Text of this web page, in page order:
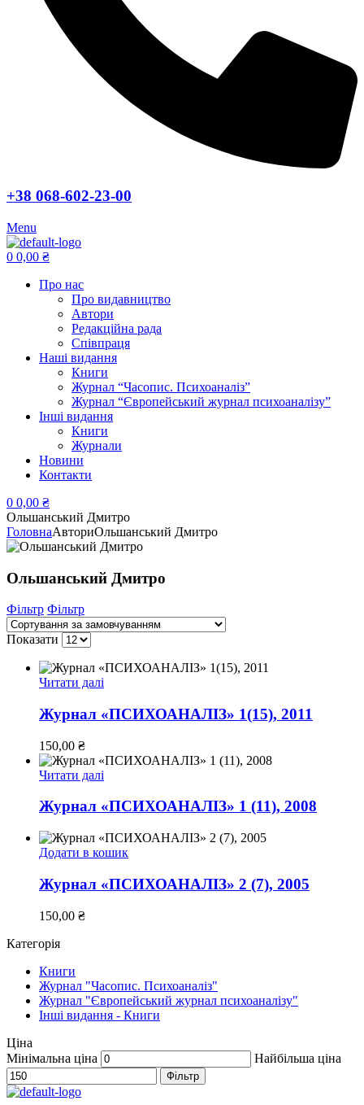
+38 068-602-23-00
Menu
0 0,00 ₴
Про нас
Про видавництво
Автори
Редакційна рада
Співпраця
Наші видання
Книги
Журнал “Часопис. Психоаналіз”
Журнал “Європейський журнал психоаналізу”
Інші видання
Книги
Журнали
Новини
Контакти
0 0,00 ₴
Ольшанський Дмитро
ГоловнаАвториОльшанський Дмитро
Ольшанський Дмитро
Фільтр Фільтр
Показати
Читати далі
Журнал «ПСИХОАНАЛІЗ» 1(15), 2011
150,00 ₴
Читати далі
Журнал «ПСИХОАНАЛІЗ» 1 (11), 2008
Додати в кошик
Журнал «ПСИХОАНАЛІЗ» 2 (7), 2005
150,00 ₴
Категорія
Книги
Журнал "Часопис. Психоаналіз"
Журнал "Європейський журнал психоаналізу"
Інші видання - Книги
Ціна
Мінімальна ціна
Найбільша ціна
Фільтр